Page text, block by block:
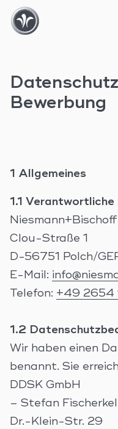
content
Bewerbung
1 Allgemeines
1.1
Niesmann+Bischoff
Clou-Straße 1
D-56751 Polch/
E-Mail:
Telefon: +49
1.2
Wir haben einen
benannt. Sie
DDSK GmbH
– Stefan
Dr.-Klein-Str. 29